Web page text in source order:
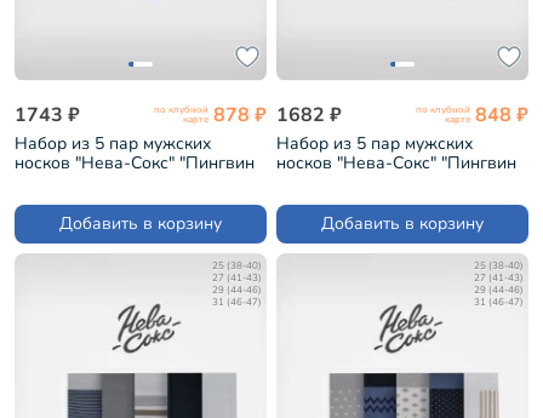
1743 ₽ по клубной
карте 878 ₽
Набор из 5 пар мужских
носков "Нева-Сокс" "Пингвин
Добавить в корзину
1682 ₽ по клубной
карте 848 ₽
Набор из 5 пар мужских
носков "Нева-Сокс" "Пингвин
Добавить в корзину
25 (38-40)
27 (41-43)
29 (44-46)
31 (46-47)
25 (38-40)
27 (41-43)
29 (44-46)
31 (46-47)